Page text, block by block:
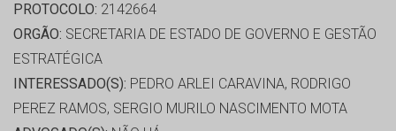
PROTOCOLO: 2142664
ORGÃO: SECRETARIA DE ESTADO DE GOVERNO E GESTÃO
ESTRATÉGICA
INTERESSADO(S): PEDRO ARLEI CARAVINA, RODRIGO
PEREZ RAMOS, SERGIO MURILO NASCIMENTO MOTA